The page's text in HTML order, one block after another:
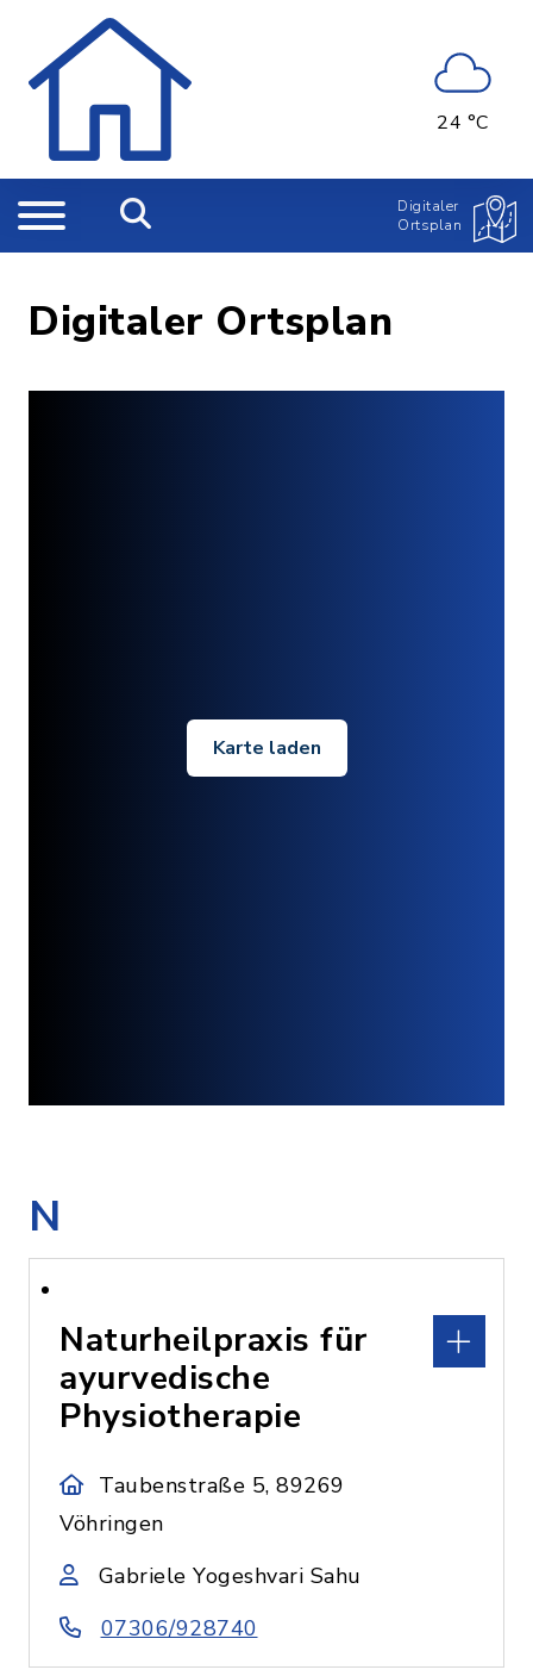
24 °C
Digitaler
Ortsplan
Digitaler Ortsplan
Karte laden
N
Naturheilpraxis für
ayurvedische
Physiotherapie
Taubenstraße 5, 89269
Vöhringen
Gabriele Yogeshvari Sahu
07306/928740